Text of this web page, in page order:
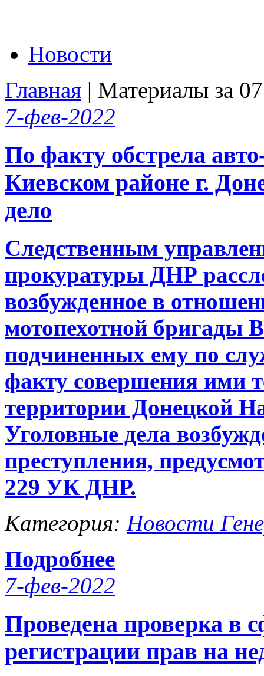
Новости
Главная | Материалы за
7-фев-2022
По факту обстрела
Киевском районе г.
дело
Следственным
прокуратуры ДНР
возбужденное в
мотопехотной
подчиненных ему по
факту совершения ими
территории Донецкой
Уголовные дела
преступления,
229 УК ДНР.
Категория: Новости
Подробнее
7-фев-2022
Проведена проверка в
регистрации прав на